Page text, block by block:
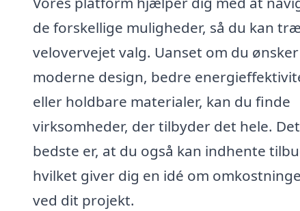
de forskellige muligheder, så du kan
velovervejet valg. Uanset om du ønsker
moderne design, bedre
eller holdbare materialer, kan du finde
virksomheder, der tilbyder det hele. Det
bedste er, at du også kan indhente
hvilket giver dig en idé om
ved dit projekt.